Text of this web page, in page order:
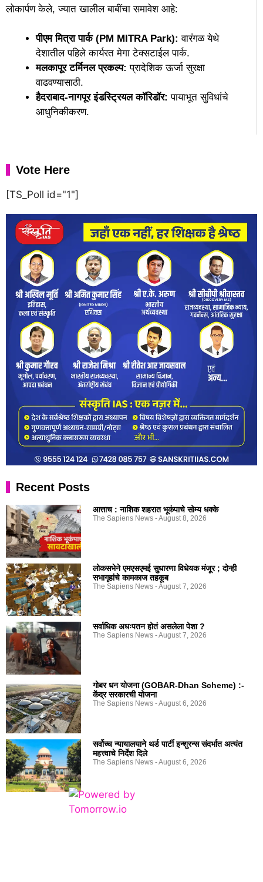
लोकार्पण केले, ज्यात खालील बाबींचा समावेश आहे:
पीएम मित्रा पार्क (PM MITRA Park): वारंगळ येथे
देशातील पहिले कार्यरत मेगा टेक्सटाईल पार्क.
मलकापूर टर्मिनल प्रकल्प: प्रादेशिक ऊर्जा सुरक्षा
वाढवण्यासाठी.
हैदराबाद-नागपूर इंडस्ट्रियल कॉरिडॉर: पायाभूत सुविधांचे
आधुनिकीकरण.
Vote Here
[TS_Poll id="1"]
Recent Posts
आत्ताच : नाशिक शहरात भूकंपाचे सोम्य धक्के
The Sapiens News August 8, 2026
लोकसभेने एमएसएमई सुधारणा विधेयक मंजूर ; दोन्ही
सभागृहांचे कामकाज तहकूब
The Sapiens News August 7, 2026
सर्वाधिक अधःपतन होतं असलेला पेशा ?
The Sapiens News August 7, 2026
गोबर धन योजना (GOBAR-Dhan Scheme) :-
केंद्र सरकारची योजना
The Sapiens News August 6, 2026
सर्वोच्च न्यायालयाने थर्ड पार्टी इन्शुरन्स संदर्भात अत्यंत
महत्त्वाचे निर्देश दिले
The Sapiens News August 6, 2026